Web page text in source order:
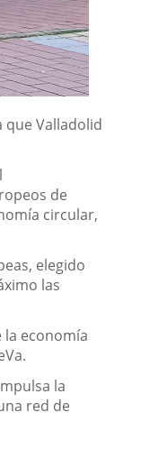
que Valladolid
de
circular,
elegido
las
economía
la
red de